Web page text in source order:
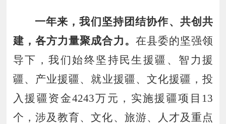
一年来 ，我们坚持团结协作、 共创共
建 ，各方力量聚成合力 。 在县委的坚强领
导下，我们始终坚持 民生援疆 、 智力援
疆、 产业援疆、 就业援疆、 文化援疆 ，投
入援疆资金4243万元，实施援疆项目 13
个，涉及教育、文化、旅游、人才及重点